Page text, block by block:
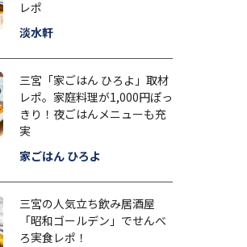
レポ
淡水軒
三宮「家ごはん ひろよ」取材
レポ。家庭料理が1,000円ぽっ
きり！夜ごはんメニューも充
実
家ごはん ひろよ
三宮の人気立ち飲み居酒屋
「昭和ゴールデン」でせんべ
ろ実食レポ！